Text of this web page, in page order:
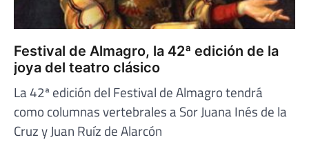
Festival de Almagro, la 42ª edición de la
joya del teatro clásico
La 42ª edición del Festival de Almagro tendrá
como columnas vertebrales a Sor Juana Inés de la
Cruz y Juan Ruíz de Alarcón